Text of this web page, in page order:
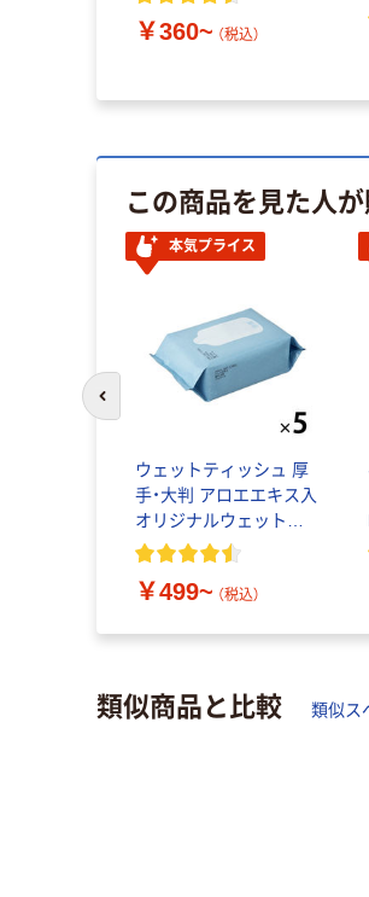
￥360~ （税込）
この商品を見た人
本気プライス
ウェットティッシュ 厚
手・大判 アロエエキス入
オリジナルウェットタ
オル アスクルオリジナ
￥499~ （税込）
前のスライドへ
類似商品と比較 類似ス